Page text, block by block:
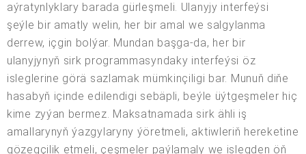
aýratynlyklary barada gürleşmeli. Ulanyjy interfeýsi
şeýle bir amatly welin, her bir amal we salgylanma
derrew, içgin bolýar. Mundan başga-da, her bir
ulanyjynyň sirk programmasyndaky interfeýsi öz
isleglerine görä sazlamak mümkinçiligi bar. Munuň diňe
hasabyň içinde edilendigi sebäpli, beýle üýtgeşmeler hiç
kime zyýan bermez. Maksatnamada sirk ähli iş
amallarynyň ýazgylaryny ýöretmeli, aktiwleriň hereketine
gözegçilik etmeli, çeşmeler paýlamaly we islegden öň